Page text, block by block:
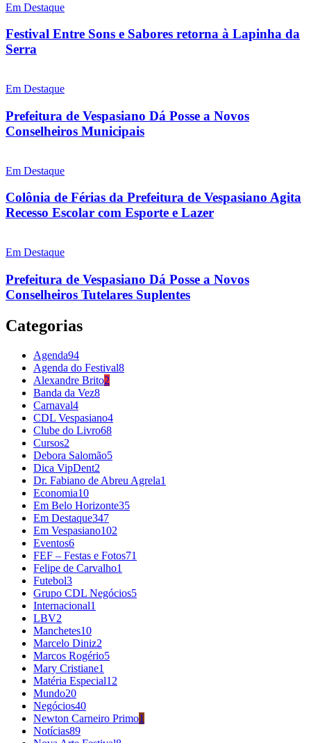
Em Destaque
Festival Entre Sons e Sabores retorna à Lapinha da
Serra
Em Destaque
Prefeitura de Vespasiano Dá Posse a Novos
Conselheiros Municipais
Em Destaque
Colônia de Férias da Prefeitura de Vespasiano Agita
Recesso Escolar com Esporte e Lazer
Em Destaque
Prefeitura de Vespasiano Dá Posse a Novos
Conselheiros Tutelares Suplentes
Categorias
Agenda94
Agenda do Festival8
Alexandre Brito2
Banda da Vez8
Carnaval4
CDL Vespasiano4
Clube do Livro68
Cursos2
Debora Salomão5
Dica VipDent2
Dr. Fabiano de Abreu Agrela1
Economia10
Em Belo Horizonte35
Em Destaque347
Em Vespasiano102
Eventos6
FEF – Festas e Fotos71
Felipe de Carvalho1
Futebol3
Grupo CDL Negócios5
Internacional1
LBV2
Manchetes10
Marcelo Diniz2
Marcos Rogério5
Mary Cristiane1
Matéria Especial12
Mundo20
Negócios40
Newton Carneiro Primo1
Notícias89